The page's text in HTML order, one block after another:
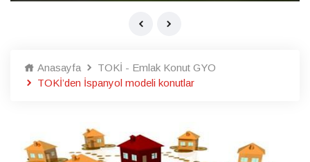
Anasayfa
TOKİ - Emlak Konut GYO
TOKİ’den İspanyol modeli konutlar